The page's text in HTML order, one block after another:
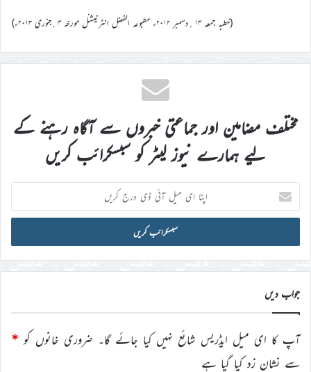
(خطبہ جمعہ ۱۴؍دسمبر ۲۰۱۲ء مطبوعہ الفضل انٹرنیشنل مورخہ ۴؍جنوری ۲۰۱۳ء)
مختلف مضامین اور جماعتی خبروں سے آگاہ رہنے کے
لیے ہمارے نیوز لیٹر کو سبسکرائب کریں
اپنا
ای
میل
ڈی
درج
کریں
جواب دیں
آپ کا ای میل ایڈریس شائع نہیں کیا جائے گا۔ ضروری خانوں کو *
سے نشان زد کیا گیا ہے